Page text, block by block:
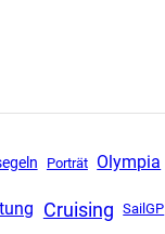
Porträt Olympia
Cruising SailGP